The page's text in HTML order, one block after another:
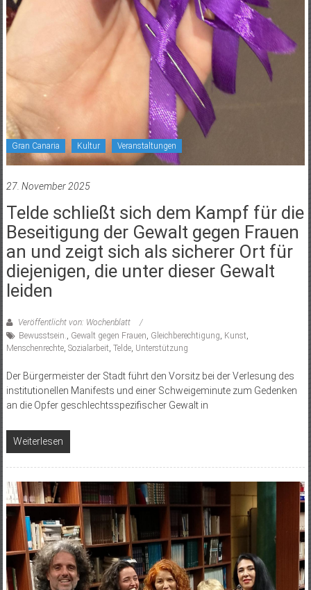
Gran Canaria Kultur Veranstaltungen
27. November 2025
Telde schließt sich dem Kampf für die
Beseitigung der Gewalt gegen Frauen
an und zeigt sich als sicherer Ort für
diejenigen, die unter dieser Gewalt
leiden
Veröffentlicht von: Wochenblatt
Bewusstsein.
Gewalt gegen Frauen Gleichberechtigung Kunst
Menschenrechte, Sozialarbeit Telde, Unterstützung
Der Bürgermeister der Stadt führt den Vorsitz bei der Verlesung des
institutionellen Manifests und einer Schweigeminute zum Gedenken
an die Opfer geschlechtsspezifischer Gewalt in
Weiterlesen